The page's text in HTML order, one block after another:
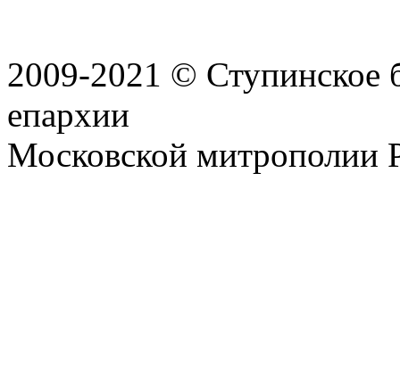
2009-2021 © Ступинское
епархии
Московской митрополии